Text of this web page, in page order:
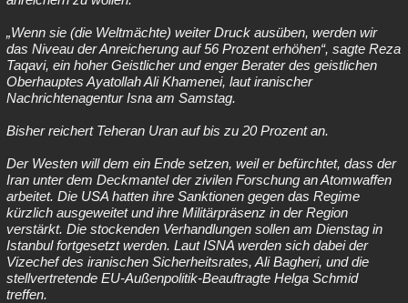
„Wenn sie (die Weltmächte) weiter Druck ausüben, werden wir
das Niveau der Anreicherung auf 56 Prozent erhöhen“, sagte Reza
Taqavi, ein hoher Geistlicher und enger Berater des geistlichen
Oberhauptes Ayatollah Ali Khamenei, laut iranischer
Nachrichtenagentur Isna am Samstag.
Bisher reichert Teheran Uran auf bis zu 20 Prozent an.
Der Westen will dem ein Ende setzen, weil er befürchtet, dass der
Iran unter dem Deckmantel der zivilen Forschung an Atomwaffen
arbeitet. Die USA hatten ihre Sanktionen gegen das Regime
kürzlich ausgeweitet und ihre Militärpräsenz in der Region
verstärkt. Die stockenden Verhandlungen sollen am Dienstag in
Istanbul fortgesetzt werden. Laut ISNA werden sich dabei der
Vizechef des iranischen Sicherheitsrates, Ali Bagheri, und die
stellvertretende EU-Außenpolitik-Beauftragte Helga Schmid
treffen.